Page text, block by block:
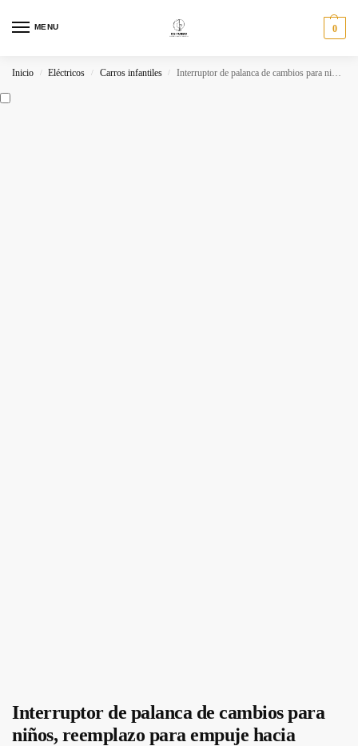
MENU 0
Inicio / Eléctricos / Carros infantiles / Interruptor de palanca de cambios para niños, reemplazo para empuje hacia adelante, stop y hacia atras, 6 pines, 3 posiciones, coches de juguete
Interruptor de palanca de cambios para
niños, reemplazo para empuje hacia